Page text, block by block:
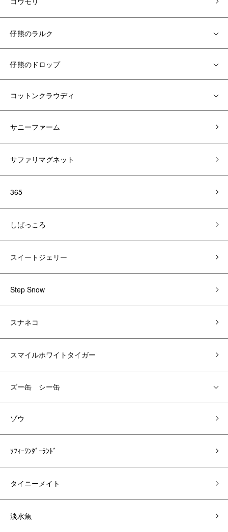
仔熊のラルク
仔熊のドロップ
コットンクラウディ
サニーファーム
サファリマグネット
365
しばっころ
スイートジェリー
Step Snow
スナネコ
スマイルホワイトタイガー
ズー缶 シー缶
ゾウ
ｿﾌｨｰﾜﾝﾀﾞｰﾗﾝﾄﾞ
タイニーメイト
淡水魚